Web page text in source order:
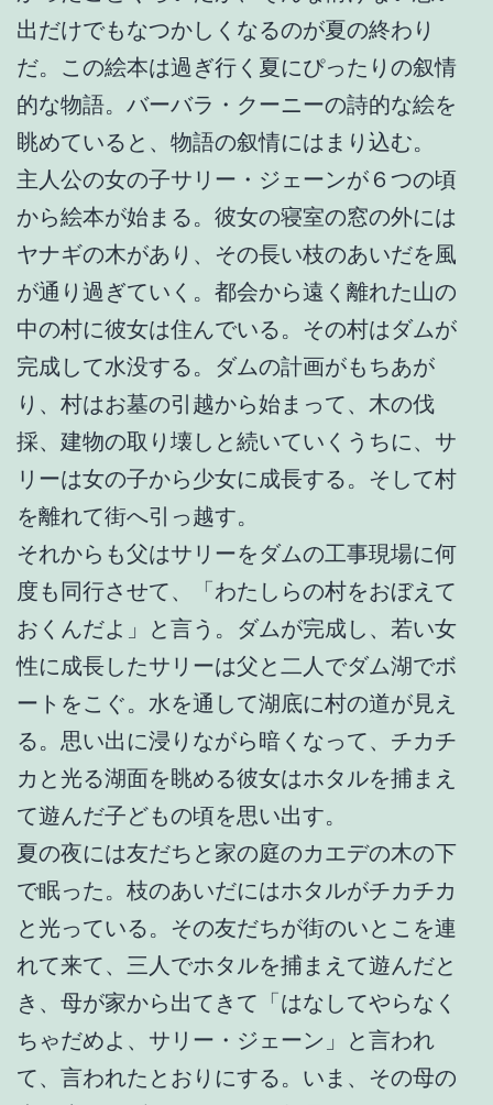
出だけでもなつかしくなるのが夏の終わり
だ。この絵本は過ぎ行く夏にぴったりの叙情
的な物語。バーバラ・クーニーの詩的な絵を
眺めていると、物語の叙情にはまり込む。
主人公の女の子サリー・ジェーンが６つの頃
から絵本が始まる。彼女の寝室の窓の外には
ヤナギの木があり、その長い枝のあいだを風
が通り過ぎていく。都会から遠く離れた山の
中の村に彼女は住んでいる。その村はダムが
完成して水没する。ダムの計画がもちあが
り、村はお墓の引越から始まって、木の伐
採、建物の取り壊しと続いていくうちに、サ
リーは女の子から少女に成長する。そして村
を離れて街へ引っ越す。
それからも父はサリーをダムの工事現場に何
度も同行させて、「わたしらの村をおぼえて
おくんだよ」と言う。ダムが完成し、若い女
性に成長したサリーは父と二人でダム湖でボ
ートをこぐ。水を通して湖底に村の道が見え
る。思い出に浸りながら暗くなって、チカチ
カと光る湖面を眺める彼女はホタルを捕まえ
て遊んだ子どもの頃を思い出す。
夏の夜には友だちと家の庭のカエデの木の下
で眠った。枝のあいだにはホタルがチカチカ
と光っている。その友だちが街のいとこを連
れて来て、三人でホタルを捕まえて遊んだと
き、母が家から出てきて「はなしてやらなく
ちゃだめよ、サリー・ジェーン」と言われ
て、言われたとおりにする。いま、その母の